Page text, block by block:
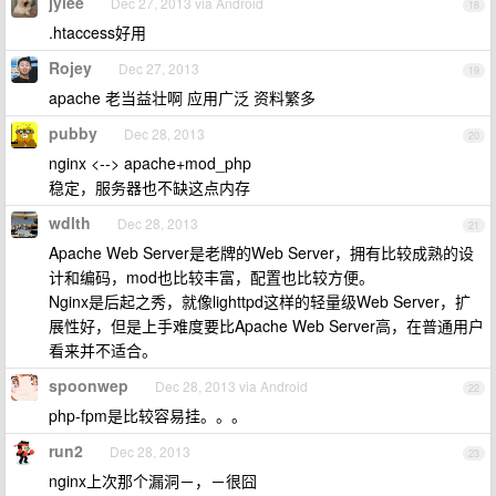
18
.htaccess好用
19
Rojey Dec 27, 2013
apache 老当益壮啊 应用广泛 资料繁多
20
pubby Dec 28, 2013
nginx <--> apache+mod_php
稳定，服务器也不缺这点内存
21
wdlth Dec 28, 2013
Apache Web Server是老牌的Web Server，拥有比较成熟的设
计和编码，mod也比较丰富，配置也比较方便。
Nginx是后起之秀，就像lighttpd这样的轻量级Web Server，扩
展性好，但是上手难度要比Apache Web Server高，在普通用户
看来并不适合。
22
spoonwep Dec 28, 2013 via Android
php-fpm是比较容易挂。。。
23
run2 Dec 28, 2013
nginx上次那个漏洞－，－很囧